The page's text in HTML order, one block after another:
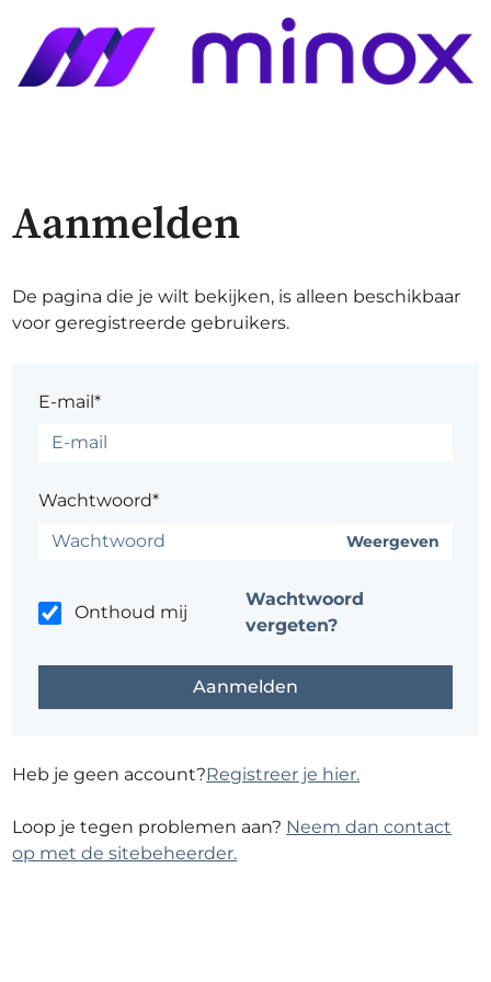
Aanmelden
De pagina die je wilt bekijken, is alleen beschikbaar
voor geregistreerde gebruikers.
E-mail*
Wachtwoord*
Weergeven
Onthoud mij
Wachtwoord
vergeten?
Heb je geen account?Registreer je hier.
Loop je tegen problemen aan? Neem dan contact
op met de sitebeheerder.